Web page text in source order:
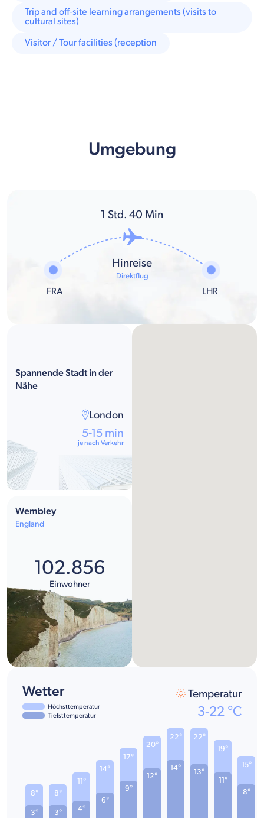
Trip and off‑site learning arrangements (visits to
cultural sites)
Visitor / Tour facilities (reception
Umgebung
1 Std. 40 Min
FRA
Hinreise
Direktflug
LHR
Spannende Stadt in der
Nähe
London
5-15 min
je nach Verkehr
Wembley
England
102.856
Einwohner
Wetter
Höchsttemperatur
Tiefsttemperatur
Temperatur
3-22 °C
3°
8°
3°
8°
4°
11°
6°
14°
9°
17°
12°
20°
14°
22°
13°
22°
11°
19°
8°
15°